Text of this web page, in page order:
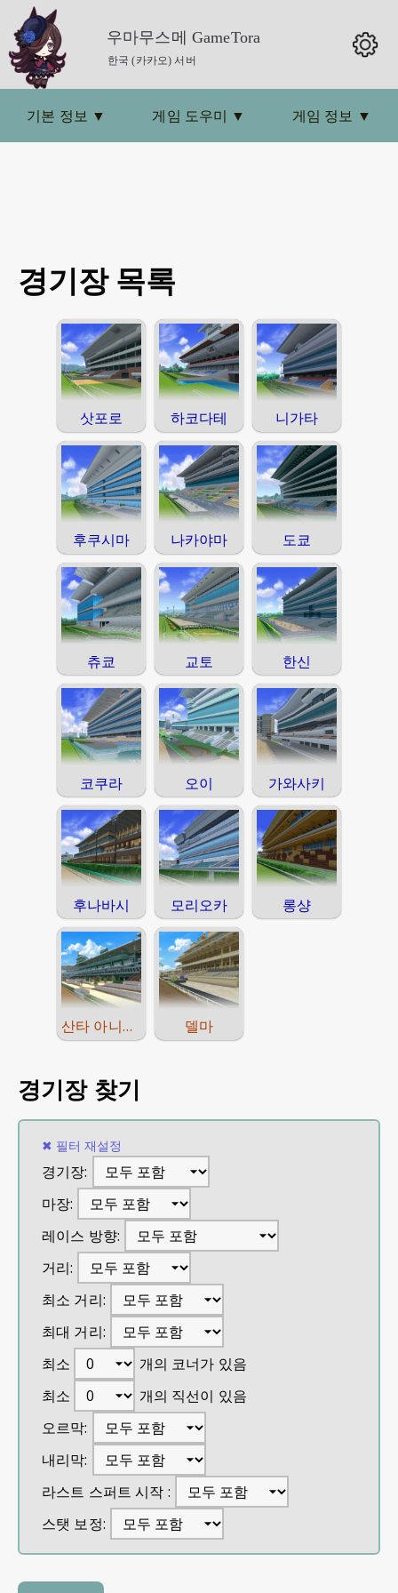
우마무스메 GameTora
한국 (카카오) 서버
기본 정보 ▼ 게임 도우미 ▼ 게임 정보 ▼
경기장 목록
삿포로 하코다테 니가타
후쿠시마 나카야마 도쿄
츄쿄 교토 한신
코쿠라 오이 가와사키
후나바시 모리오카 롱샹
산타 아니타 팍 델마
경기장 찾기
✖ 필터 재설정
경기장:
마장:
레이스 방향:
거리:
최소 거리:
최대 거리:
최소
개의 코너가 있음
최소
개의 직선이 있음
오르막:
내리막:
라스트 스퍼트 시작 :
스탯 보정: